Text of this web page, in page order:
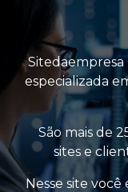
Sitedaempresa
especializada
São mais de
sites e
Nesse site